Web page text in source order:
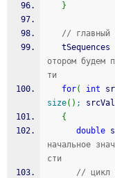
}
// главный
отором будем
ти
for( int
size( ) ;
{
double
начальное
сти
// цикл